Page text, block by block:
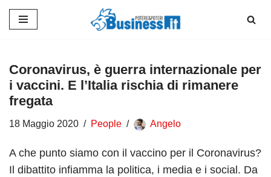
contenuto
Coronavirus, è guerra internazionale per
i vaccini. E l’Italia rischia di rimanere
fregata
18 Maggio 2020 People Angelo
A che punto siamo con il vaccino per il Coronavirus?
Il dibattito infiamma la politica, i media e i social. Da